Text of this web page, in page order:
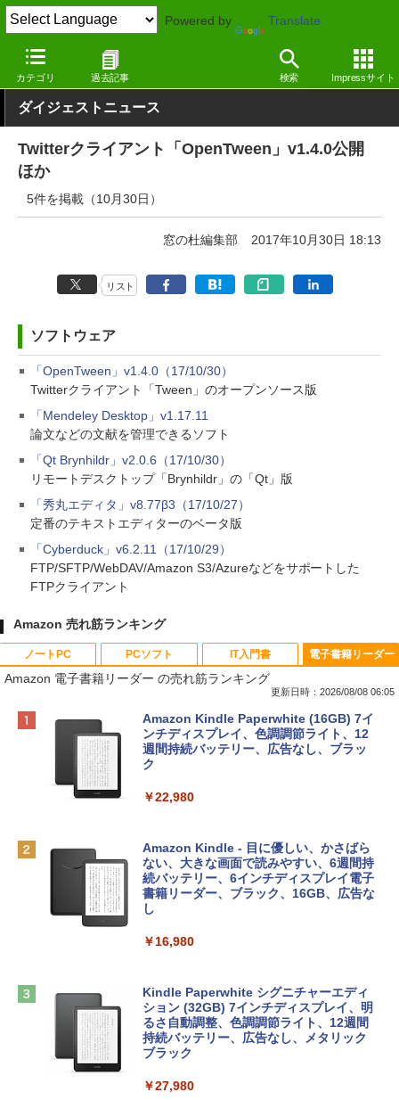
Powered by Translate
カテゴリ 過去記事 検索 Impressサイト
窓の杜 その他の話題 アップデート
ダイジェストニュース
Twitterクライアント「OpenTween」v1.4.0公開
ほか
5件を掲載（10月30日）
窓の杜編集部 2017年10月30日 18:13
リスト
ソフトウェア
「OpenTween」v1.4.0（17/10/30）
Twitterクライアント「Tween」のオープンソース版
「Mendeley Desktop」v1.17.11
論文などの文献を管理できるソフト
「Qt Brynhildr」v2.0.6（17/10/30）
リモートデスクトップ「Brynhildr」の「Qt」版
「秀丸エディタ」v8.77β3（17/10/27）
定番のテキストエディターのベータ版
「Cyberduck」v6.2.11（17/10/29）
FTP/SFTP/WebDAV/Amazon S3/Azureなどをサポートした
FTPクライアント
Amazon 売れ筋ランキング
ノートPC
Apple 2026 MacBook Neo A18 Proチッ
プ搭載13インチノートブック：AIとAppl
e Intelligence、Liquid Retinaディスプ
レイ、8GBメモリ、512GB SSD、1080p
ィゴ + 3年延長 AppleCare+ for 13インチ
￥162,598
tomtoc 360°保護 15.6 16インチ パソコ
ンケース Dell NEC Lavie ASUS HP dyna
Apple 2026 MacBook Air M5チップ搭載
13インチノートブック：AIとApple Intell
igence、13.6インチLiquid Retinaディ
スプレイ、16GBユニファイドメモリ、1
ームカメラ、日本語キーボード、Touch I
PCソフト
Robloxギフトカード - 800 Robux 【限
定バーチャルアイテムを含む】 【オンラ
インゲームコード】 ロブロックス | オン
ラインコード版
￥1,300
Robloxギフトカード - 1000 Robux 【限
定バーチャルアイテムを含む】 【オンラ
インゲームコード】 ロブロックス |オン
ラインコード版
4(最新 永続版)|オンラインコード版|Wind
ows11、10/mac対応|PC2台
￥39,582
Robloxギフトカード - 2,000 Robux 【限
IT入門書
生成AIパスポート公式テキスト 第４版
￥1,766
出す プロンプトの言葉 AI画像生成シリー
ズ (はぴーイラストLabo)
￥480
ClaudeCode いちばんやさしい 教科書:
にもKindle出版にも！ 非エンジニアのた
めのAIコーディング入門シリーズ
￥99
1冊ですべて身につくHTML & CSSとWe
電子書籍リーダー
Amazon 電子書籍リーダー の売れ筋ランキング
更新日時：2026/08/08 06:05
Amazon Kindle Paperwhite (16GB) 7イ
ンチディスプレイ、色調調節ライト、12
週間持続バッテリー、広告なし、ブラッ
ク
￥22,980
Amazon Kindle - 目に優しい、かさばら
ない、大きな画面で読みやすい、6週間持
続バッテリー、6インチディスプレイ電子
書籍リーダー、ブラック、16GB、広告な
し
￥16,980
Kindle Paperwhite シグニチャーエディ
ション (32GB) 7インチディスプレイ、明
るさ自動調整、色調調節ライト、12週間
持続バッテリー、広告なし、メタリック
ブラック
￥27,980